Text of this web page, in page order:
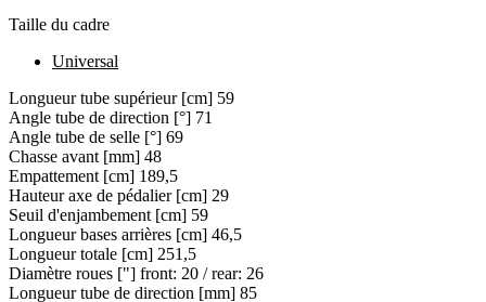
Taille du cadre
Universal
Longueur tube supérieur [cm] 59
Angle tube de direction [°] 71
Angle tube de selle [°] 69
Chasse avant [mm] 48
Empattement [cm] 189,5
Hauteur axe de pédalier [cm] 29
Seuil d'enjambement [cm] 59
Longueur bases arrières [cm] 46,5
Longueur totale [cm] 251,5
Diamètre roues ["] front: 20 / rear: 26
Longueur tube de direction [mm] 85